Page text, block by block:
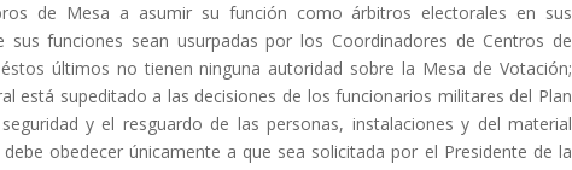
de Mesa a asumir su función como árbitros electorales en sus
funciones sean usurpadas por los Coordinadores de Centros de
últimos no tienen ninguna autoridad sobre la Mesa de Votación;
está supeditado a las decisiones de los funcionarios militares del Plan
y el resguardo de las personas, instalaciones y del material
obedecer únicamente a que sea solicitada por el Presidente de la